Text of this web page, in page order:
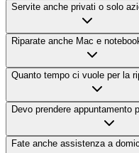
Servite anche privati o solo
Riparate anche Mac e
Quanto tempo ci vuole per la
Devo prendere appuntamento
Fate anche assistenza a